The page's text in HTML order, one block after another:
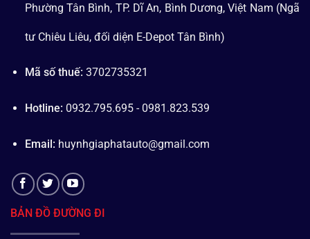
Phường Tân Bình, TP. Dĩ An, Bình Dương, Việt Nam (Ngã
tư Chiêu Liêu, đối diện E-Depot Tân Bình)
Mã số thuế: 3702735321
Hotline: 0932.795.695 - 0981.823.539
Email: huynhgiaphatauto@gmail.com
BẢN ĐỒ ĐƯỜNG ĐI